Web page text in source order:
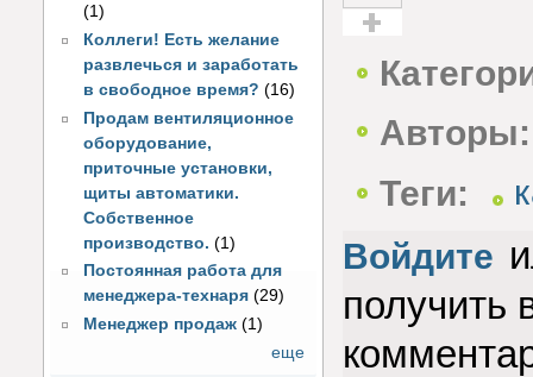
(1)
Коллеги! Есть желание
развлечься и заработать
в свободное время? (16)
Продам вентиляционное
оборудование,
приточные установки,
щиты автоматики.
Собственное
производство. (1)
Постоянная работа для
менеджера-технаря (29)
Менеджер продаж (1)
еще
Авторы:
Теги:
Войдите
получить